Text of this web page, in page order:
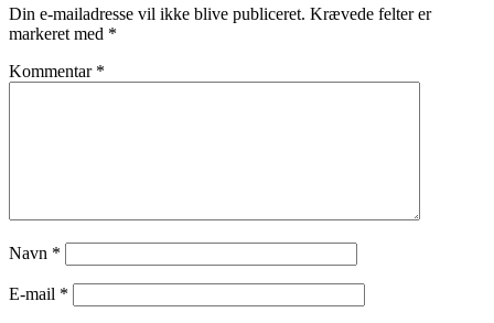
Din e-mailadresse vil ikke blive publiceret. Krævede felter er
markeret med *
Kommentar *
Navn *
E-mail *